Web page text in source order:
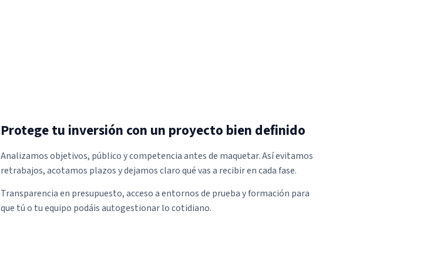
Protege tu inversión con un proyecto bien definido
Analizamos objetivos, público y competencia antes de maquetar. Así evitamos
retrabajos, acotamos plazos y dejamos claro qué vas a recibir en cada fase.
Transparencia en presupuesto, acceso a entornos de prueba y formación para
que tú o tu equipo podáis autogestionar lo cotidiano.